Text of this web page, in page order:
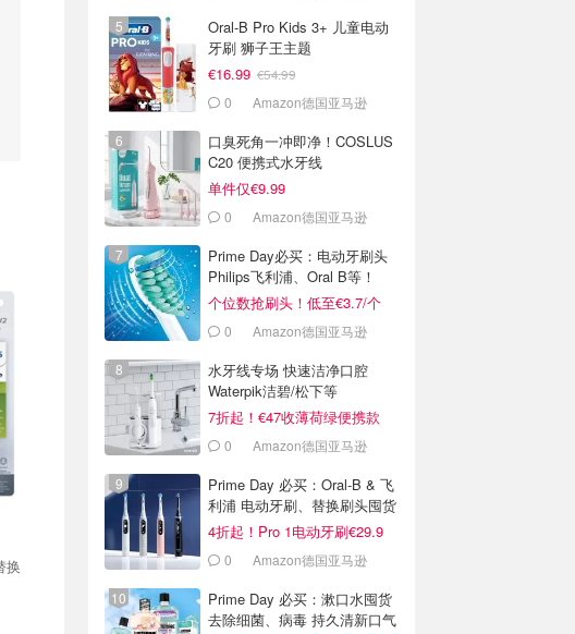
Oral-B Pro Kids 3+ 儿童电动
牙刷 狮子王主题
€16.99 €54.99
0 Amazon德国亚马逊
口臭死角一冲即净！COSLUS
C20 便携式水牙线
单件仅€9.99
0 Amazon德国亚马逊
Prime Day必买：电动牙刷头
Philips飞利浦、Oral B等！
个位数抢刷头！低至€3.7/个
0 Amazon德国亚马逊
水牙线专场 快速洁净口腔
Waterpik洁碧/松下等
7折起！€47收薄荷绿便携款
0 Amazon德国亚马逊
Prime Day 必买：Oral-B & 飞
利浦 电动牙刷、替换刷头囤货
啦
4折起！Pro 1电动牙刷€29.9
0 Amazon德国亚马逊
Prime Day 必买：漱口水囤货
去除细菌、病毒 持久清新口气